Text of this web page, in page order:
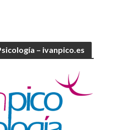
– ivanpico.es